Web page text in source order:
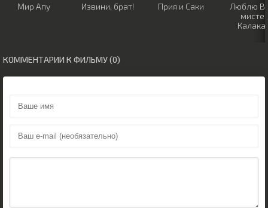
Мир Апу Извини, брат! Прия и Саки
Люблю
КОММЕНТАРИИ К ФИЛЬМУ (0)